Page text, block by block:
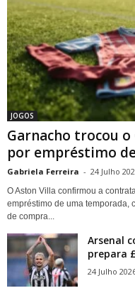
JOGOS
Garnacho trocou
por empréstimo
Gabriela Ferreira - 24 Julho
O Aston Villa confirmou a
empréstimo de uma temporada,
de compra...
Arsenal
prepara
24 Julho